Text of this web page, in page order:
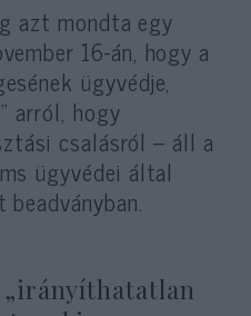
azt mondta egy
16-án, hogy a
ügyvédje,
arról, hogy
csalásról – áll a
ügyvédei által